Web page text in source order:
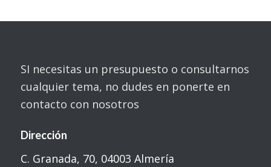
SI necesitas un presupuesto o consultarnos
cualquier tema, no dudes en ponerte en
contacto con nosotros
Dirección
C. Granada, 70, 04003 Almería